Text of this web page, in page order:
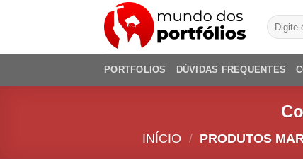
Pesquisar
por:
PORTFOLIOS DÚVIDAS FREQUENTES
INÍCIO / PRODUTOS